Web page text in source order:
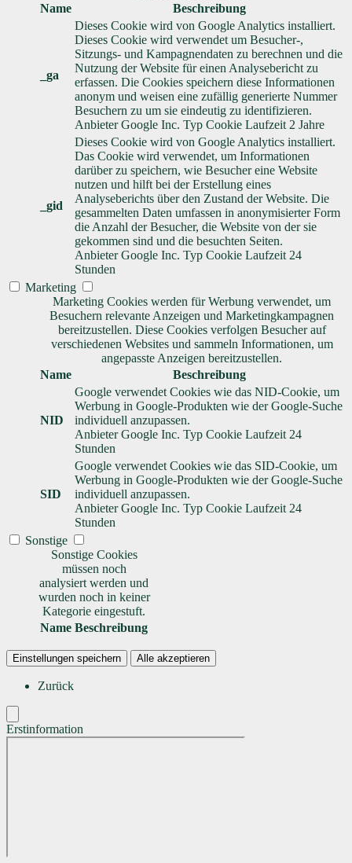
Name
Beschreibung
_ga
Dieses Cookie wird von Google Analytics installiert.
Dieses Cookie wird verwendet um Besucher-,
Sitzungs- und Kampagnendaten zu berechnen und die
Nutzung der Website für einen Analysebericht zu
erfassen. Die Cookies speichern diese Informationen
anonym und weisen eine zufällig generierte Nummer
Besuchern zu um sie eindeutig zu identifizieren.
Anbieter Google Inc. Typ Cookie Laufzeit 2 Jahre
_gid
Dieses Cookie wird von Google Analytics installiert.
Das Cookie wird verwendet, um Informationen
darüber zu speichern, wie Besucher eine Website
nutzen und hilft bei der Erstellung eines
Analyseberichts über den Zustand der Website. Die
gesammelten Daten umfassen in anonymisierter Form
die Anzahl der Besucher, die Website von der sie
gekommen sind und die besuchten Seiten.
Anbieter Google Inc. Typ Cookie Laufzeit 24
Stunden
Marketing
Marketing Cookies werden für Werbung verwendet, um
Besuchern relevante Anzeigen und Marketingkampagnen
bereitzustellen. Diese Cookies verfolgen Besucher auf
verschiedenen Websites und sammeln Informationen, um
angepasste Anzeigen bereitzustellen.
Name
Beschreibung
NID
Google verwendet Cookies wie das NID-Cookie, um
Werbung in Google-Produkten wie der Google-Suche
individuell anzupassen.
Anbieter Google Inc. Typ Cookie Laufzeit 24
Stunden
SID
Google verwendet Cookies wie das SID-Cookie, um
Werbung in Google-Produkten wie der Google-Suche
individuell anzupassen.
Anbieter Google Inc. Typ Cookie Laufzeit 24
Stunden
Sonstige
Sonstige Cookies
müssen noch
analysiert werden und
wurden noch in keiner
Kategorie eingestuft.
Name Beschreibung
Einstellungen speichern Alle akzeptieren
Zurück
Erstinformation